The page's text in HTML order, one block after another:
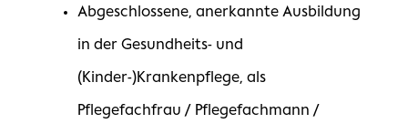
Abgeschlossene, anerkannte Ausbildung
in der Gesundheits- und
(Kinder-)Krankenpflege, als
Pflegefachfrau / Pflegefachmann /